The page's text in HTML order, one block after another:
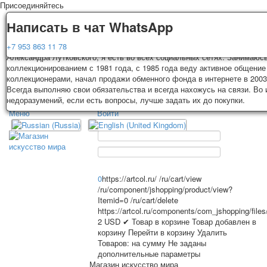
Доставка
Колоды, почтовые открытки тщательно упаковываются и
3-4 рабочих дней после оплаты. Исключение: репринт под заказ,
карт отправляются в течении 7-8 рабочих дней. Отправка
России с треком отслеживания. Цена пересылки зависит от веса и
на момент покупки. По желанию покупателя возможна отправка СДЕК
другими транспортными компаниями.
Гарантия
Вы покупаете колоды игральных карт, почтовые открытки из частной
Александра Лутковского, я есть во всех социальных сетях.
коллекционированием с 1981 года, с 1985 года веду активное
коллекционерами, начал продажи обменного фонда в интернете в
Всегда выполняю свои обязательства и всегда нахожусь на связи. Во
недоразумений, если есть вопросы, лучше задать их до покупки.
Написать в чат WhatsApp
+7 953 863 11 78
Присоединяйтесь
TPL_PROTOSTAR_TOGGLE_MENU
Главная Игральные карты
Меню
Главная
Игральные карты
Классические
Войти
0https://artcol.ru/ /ru/cart/view
/ru/component/jshopping/product/view?
Itemid=0 /ru/cart/delete
https://artcol.ru/components/com_jshopping/
2 USD ✔ Товар в корзине Товар добавлен в
корзину Перейти в корзину Удалить
Товаров: на сумму Не заданы
дополнительные параметры
Магазин искусство мира